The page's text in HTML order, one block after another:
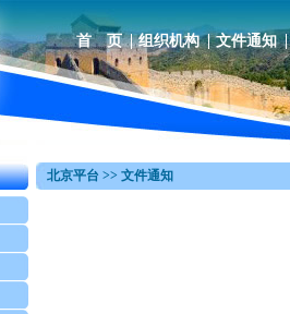
首 页 组织机构 文件通知
北京平台 >> 文件通知